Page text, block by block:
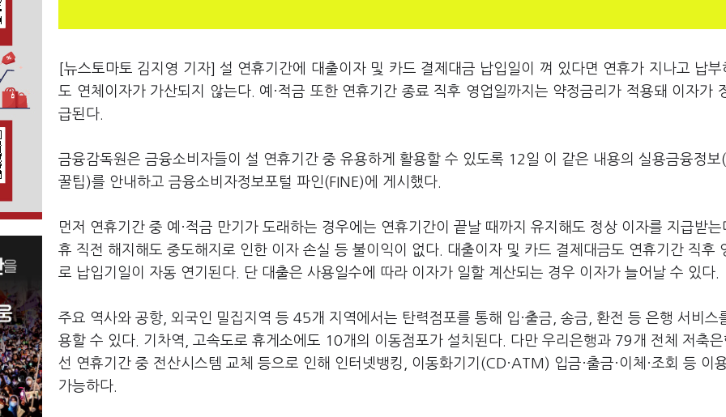
[뉴스토마토 김지영 기자] 설 연휴기간에 대출이자 및 카드 결제대금 납입일이 껴 있다면 연휴가 지나고 납부
도 연체이자가 가산되지 않는다. 예·적금 또한 연휴기간 종료 직후 영업일까지는 약정금리가 적용돼 이자가
급된다.
금융감독원은 금융소비자들이 설 연휴기간 중 유용하게 활용할 수 있도록 12일 이 같은 내용의 실용금융정보
꿀팁)를 안내하고 금융소비자정보포털 파인(FINE)에 게시했다.
먼저 연휴기간 중 예·적금 만기가 도래하는 경우에는 연휴기간이 끝날 때까지 유지해도 정상 이자를 지급받는
휴 직전 해지해도 중도해지로 인한 이자 손실 등 불이익이 없다. 대출이자 및 카드 결제대금도 연휴기간 직후
로 납입기일이 자동 연기된다. 단 대출은 사용일수에 따라 이자가 일할 계산되는 경우 이자가 늘어날 수 있다.
주요 역사와 공항, 외국인 밀집지역 등 45개 지역에서는 탄력점포를 통해 입·출금, 송금, 환전 등 은행 서비스
용할 수 있다. 기차역, 고속도로 휴게소에도 10개의 이동점포가 설치된다. 다만 우리은행과 79개 전체 저축
선 연휴기간 중 전산시스템 교체 등으로 인해 인터넷뱅킹, 이동화기기(CD·ATM) 입금·출금·이체·조회 등 이
가능하다.